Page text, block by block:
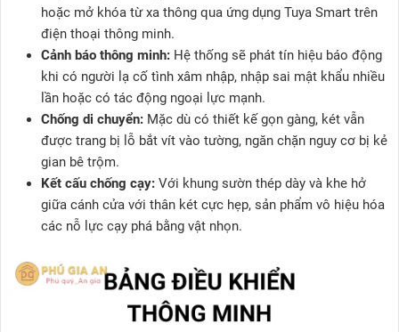
hoặc mở khóa từ xa thông qua ứng dụng Tuya Smart trên
điện thoại thông minh.
Cảnh báo thông minh: Hệ thống sẽ phát tín hiệu báo động
khi có người lạ cố tình xâm nhập, nhập sai mật khẩu nhiều
lần hoặc có tác động ngoại lực mạnh.
Chống di chuyển: Mặc dù có thiết kế gọn gàng, két vẫn
được trang bị lỗ bắt vít vào tường, ngăn chặn nguy cơ bị kẻ
gian bê trộm.
Kết cấu chống cạy: Với khung sườn thép dày và khe hở
giữa cánh cửa với thân két cực hẹp, sản phẩm vô hiệu hóa
các nỗ lực cạy phá bằng vật nhọn.